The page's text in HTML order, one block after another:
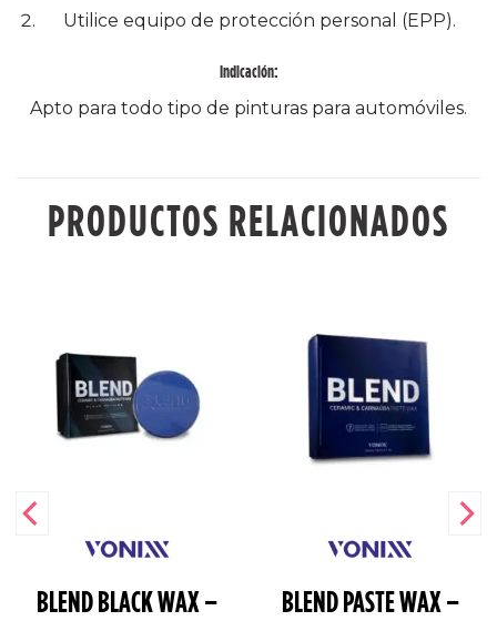
Utilice equipo de protección personal (EPP).
Indicación:
Apto para todo tipo de pinturas para automóviles.
PRODUCTOS RELACIONADOS
BLEND BLACK WAX –
BLEND PASTE WAX –